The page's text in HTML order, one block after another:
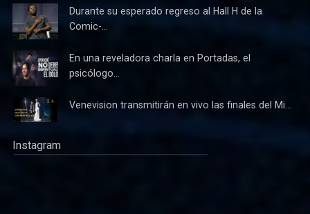
Durante su esperado regreso al Hall H de la
Comic-...
En una reveladora charla en Portadas, el
psicólogo...
Venevision transmitirán en vivo las finales del Mi...
Instagram